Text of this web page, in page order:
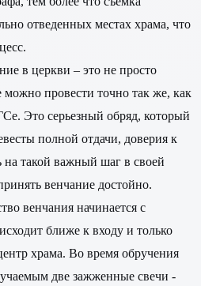
отведенных местах храма, что
в церкви – это не просто
можно провести точно так же, как
Это серьезный обряд, который
полной отдачи, доверия к
такой важный шаг в своей
венчание достойно.
венчания начинается с
ближе к входу и только
храма. Во время обручения
две зажженные свечи -